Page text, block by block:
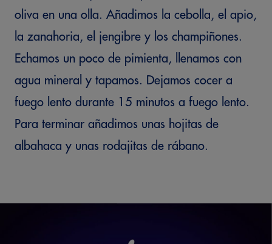
oliva en una olla. Añadimos la cebolla, el apio,
la zanahoria, el jengibre y los champiñones.
Echamos un poco de pimienta, llenamos con
agua mineral y tapamos. Dejamos cocer a
fuego lento durante 15 minutos a fuego lento.
Para terminar añadimos unas hojitas de
albahaca y unas rodajitas de rábano.